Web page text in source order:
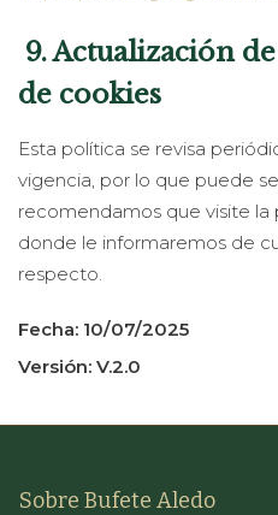
9. Actualización
de cookies
Esta política se revisa
vigencia, por lo que puede
recomendamos que visite la
donde le informaremos de
respecto.
Fecha: 10/07/2025
Versión: V.2.0
Sobre Bufete Aledo